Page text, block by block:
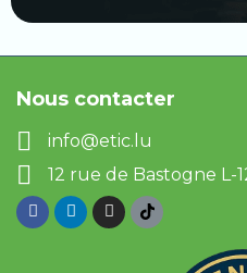
Nous contacter
info@etic.lu
12 rue de Bastogne L-